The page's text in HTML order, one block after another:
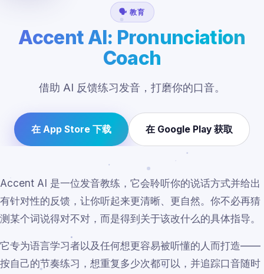
🗣️ 教育
Accent AI: Pronunciation
Coach
借助 AI 反馈练习发音，打磨你的口音。
在 App Store 下载 在 Google Play 获取
Accent AI 是一位发音教练，它会聆听你的说话方式并给出
有针对性的反馈，让你听起来更清晰、更自然。你不必再猜
测某个词说得对不对，而是得到关于该改什么的具体指导。
它专为语言学习者以及任何想更容易被听懂的人而打造——
按自己的节奏练习，想重复多少次都可以，并追踪口音随时